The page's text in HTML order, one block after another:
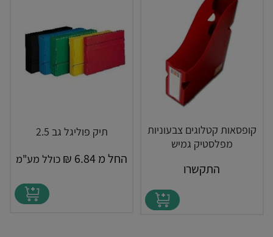
קופסאות קטלוגים צבעוניות
מפלסטיק גמיש
התקשרו
תיק פוליגל גב 2.5
החל מ6.84
₪ כולל מע"מ